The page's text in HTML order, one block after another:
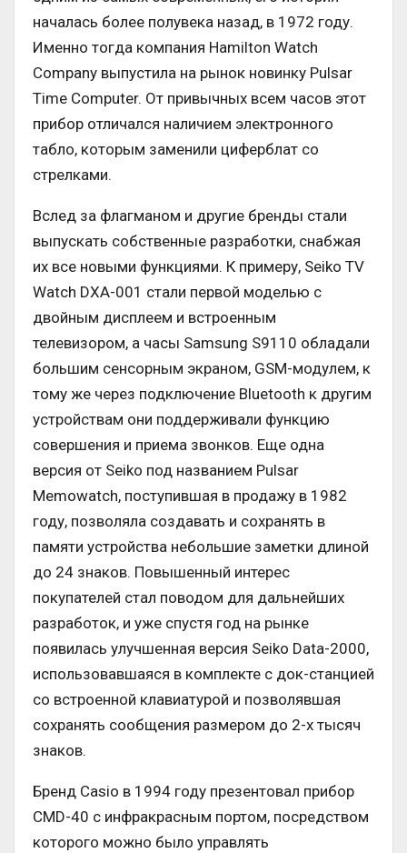
началась более полувека назад, в 1972 году.
Именно тогда компания Hamilton Watch
Company выпустила на рынок новинку Pulsar
Time Computer. От привычных всем часов этот
прибор отличался наличием электронного
табло, которым заменили циферблат со
стрелками.
Вслед за флагманом и другие бренды стали
выпускать собственные разработки, снабжая
их все новыми функциями. К примеру, Seiko TV
Watch DXA-001 стали первой моделью с
двойным дисплеем и встроенным
телевизором, а часы Samsung S9110 обладали
большим сенсорным экраном, GSM-модулем, к
тому же через подключение Bluetooth к другим
устройствам они поддерживали функцию
совершения и приема звонков. Еще одна
версия от Seiko под названием Pulsar
Memowatch, поступившая в продажу в 1982
году, позволяла создавать и сохранять в
памяти устройства небольшие заметки длиной
до 24 знаков. Повышенный интерес
покупателей стал поводом для дальнейших
разработок, и уже спустя год на рынке
появилась улучшенная версия Seiko Data-2000,
использовавшаяся в комплекте с док-станцией
со встроенной клавиатурой и позволявшая
сохранять сообщения размером до 2-х тысяч
знаков.
Бренд Casio в 1994 году презентовал прибор
CMD-40 с инфракрасным портом, посредством
которого можно было управлять